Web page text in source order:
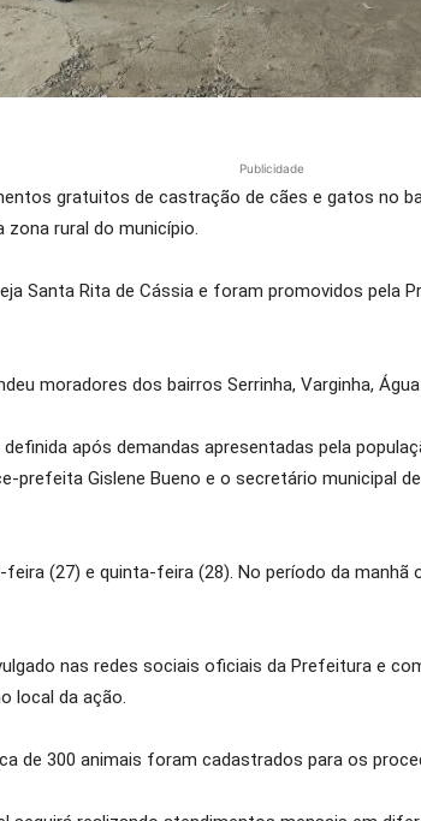
Publicidade
gratuitos de castração de cães e gatos no
rural do município.
Santa Rita de Cássia e foram promovidos pela
moradores dos bairros Serrinha, Varginha,
após demandas apresentadas pela
prefeita Gislene Bueno e o secretário municipal
(27) e quinta-feira (28). No período da
nas redes sociais oficiais da Prefeitura e
local da ação.
de 300 animais foram cadastrados para os